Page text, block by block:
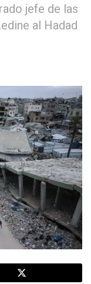
jefe de las
al Hadad